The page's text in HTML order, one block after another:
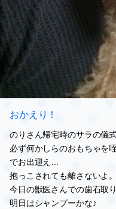
おかえり！
のりさん帰宅時のサラの儀式
必ず何かしらのおもちゃを
でお出迎え…
抱っこされても離さないよ。
今日の獣医さんでの歯石取
明日はシャンプーかな♪